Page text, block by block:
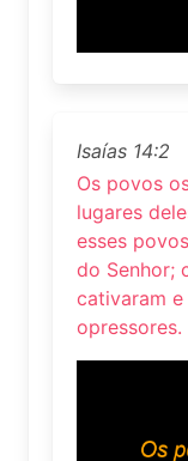
Isaías 14:2
Os povos
lugares
esses
do Senhor;
cativaram
opressores.